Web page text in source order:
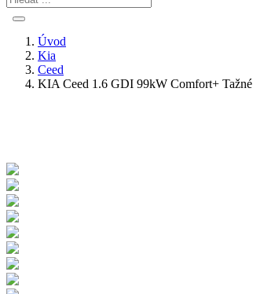
Úvod
Kia
Ceed
KIA Ceed 1.6 GDI 99kW Comfort+ Tažné